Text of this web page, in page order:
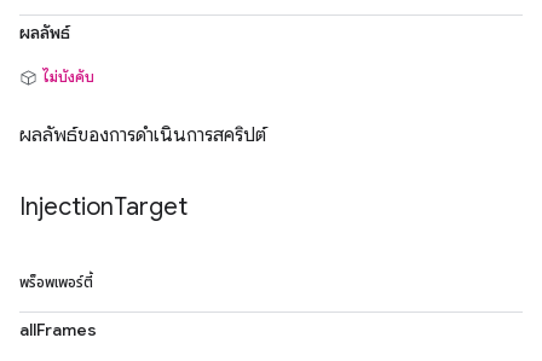
ผลลัพธ์
ไม่บังคับ
ผลลัพธ์ของการดำเนินการสคริปต์
InjectionTarget
พร็อพเพอร์ตี้
allFrames